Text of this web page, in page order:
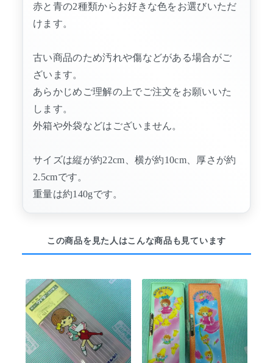
赤と青の2種類からお好きな色をお選びいただ
けます。
古い商品のため汚れや傷などがある場合がご
ざいます。
あらかじめご理解の上でご注文をお願いいた
します。
外箱や外袋などはございません。
サイズは縦が約22cm、横が約10cm、厚さが約
2.5cmです。
重量は約140gです。
この商品を見た人はこんな商品も見ています